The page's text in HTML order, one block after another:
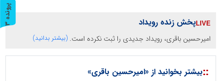
پخش زنده رویداد
امیرحسین باقری، رویداد جدیدی را ثبت نکرده است. (بیشتر بدانید)
::بیشتر بخوانید از «امیرحسین باقری»
پ
ر
و
ن
د
ه
3